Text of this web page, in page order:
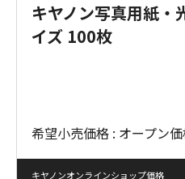
キヤノン写真用紙・
イズ 100枚
希望小売価格 : オープン
キヤノンオンラインショップ価格